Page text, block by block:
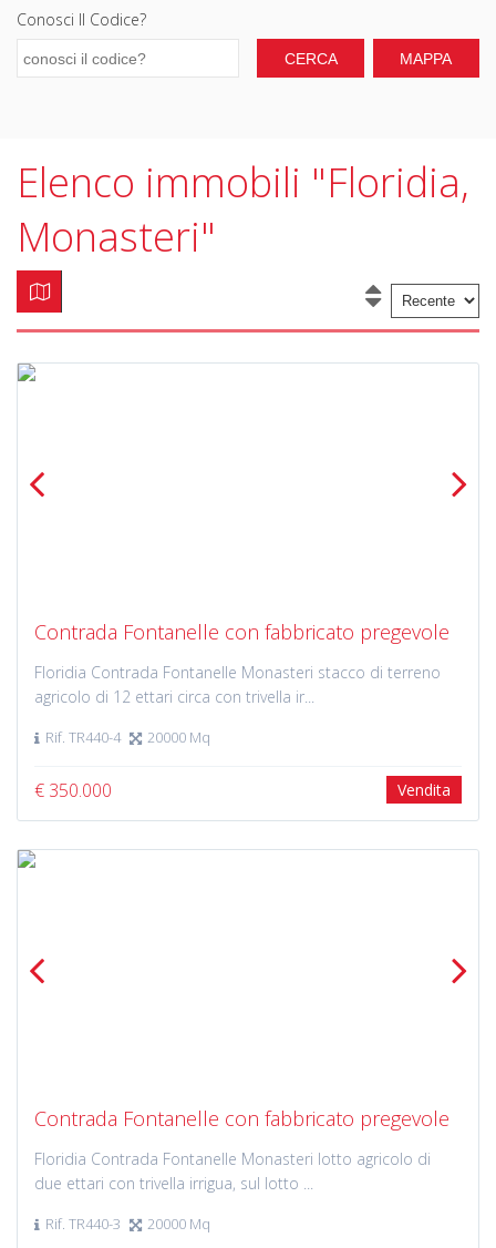
Conosci Il Codice?
Elenco immobili "Floridia,
Monasteri"
Contrada Fontanelle con fabbricato pregevole
Floridia Contrada Fontanelle Monasteri stacco di terreno
agricolo di 12 ettari circa con trivella ir...
Rif. TR440-4 20000 Mq
€ 350.000 Vendita
Contrada Fontanelle con fabbricato pregevole
Floridia Contrada Fontanelle Monasteri lotto agricolo di
due ettari con trivella irrigua, sul lotto ...
Rif. TR440-3 20000 Mq